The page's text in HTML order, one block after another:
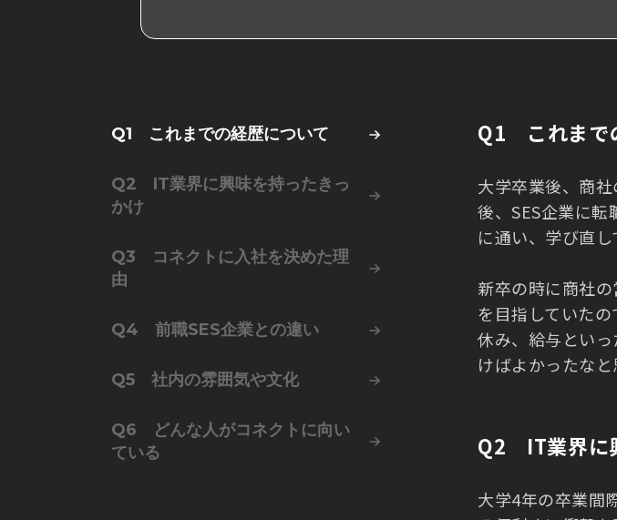
Q1 これまでの経歴について
Q2 IT業界に興味を持ったきっ
かけ
Q3 コネクトに入社を決めた理
由
Q4 前職SES企業との違い
Q5 社内の雰囲気や文化
Q6 どんな人がコネクトに向い
ている
Q1 これまで
大学卒業後、商
後、SES企業に
に通い、学び直
新卒の時に商社
を目指していた
休み、給与とい
けばよかったなと
Q2 IT業界に
大学4年の卒業間